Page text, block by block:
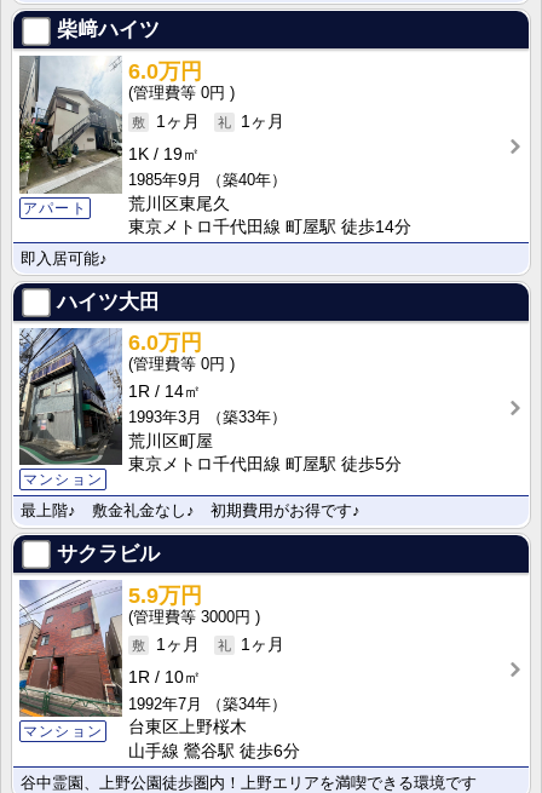
柴﨑ハイツ
アパート
6.0万円
0円
1ヶ月
1ヶ月
1K
19㎡
1985年9月
（築40年）
荒川区東尾久
東京メトロ千代田線 町屋駅 徒歩14分
即入居可能♪
ハイツ大田
マンション
6.0万円
0円
1R
14㎡
1993年3月
（築33年）
荒川区町屋
東京メトロ千代田線 町屋駅 徒歩5分
最上階♪ 敷金礼金なし♪ 初期費用がお得です♪
サクラビル
マンション
5.9万円
3000円
1ヶ月
1ヶ月
1R
10㎡
1992年7月
（築34年）
台東区上野桜木
山手線 鶯谷駅 徒歩6分
谷中霊園、上野公園徒歩圏内！上野エリアを満喫できる環境です